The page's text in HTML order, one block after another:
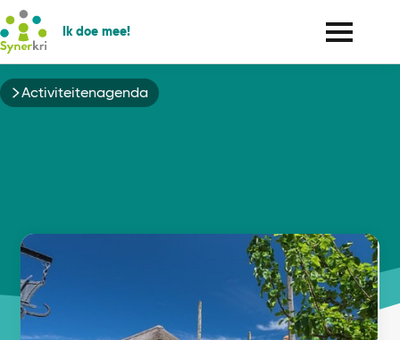
Ik doe mee!
Kruimelpad
Activiteitenagenda